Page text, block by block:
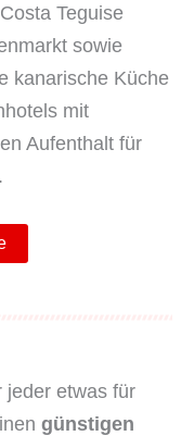
Teguise
sowie
kanarische Küche
mit
Aufenthalt für
jeder etwas für
günstigen